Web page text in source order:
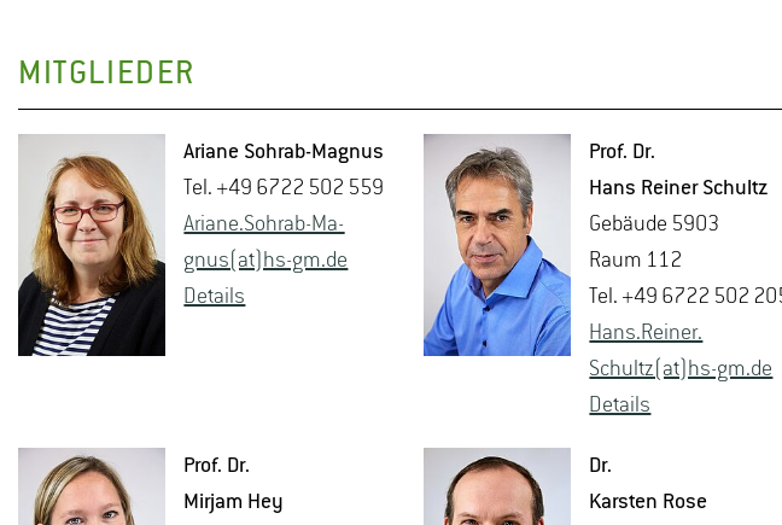
MITGLIEDER
Aria­ne Sohr­ab-Ma­gnus
Tel. +49 6722 502 559
Aria­ne.Sohr­ab-Ma­
gnus(at)hs-​gm.​de
De­tails
Prof. Dr.
Hans Rei­ner Schultz
Ge­bäu­de 5903
Raum 112
Tel. +49 6722 502
Hans.​Reiner.​
Schultz(at)hs-​gm.​de
De­tails
Prof. Dr.
Mir­jam Hey
Dr.
Kars­ten Rose